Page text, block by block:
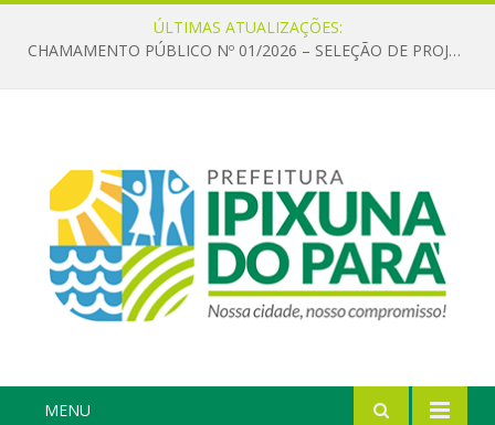
ÚLTIMAS ATUALIZAÇÕES:
CHAMAMENTO PÚBLICO Nº 01/2026 – SELEÇÃO DE PROJETOS PARA FIRMAR TERMO DE EXECUÇÃO CULTURAL COM RECURSOS DA POLÍTICA NACIONAL ALDIR BLANC DE FOMENTO À CULTURA – PNAB (LEI Nº 14.399/2022)
MENU